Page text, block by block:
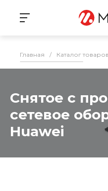
Главная / Каталог товаров
Снятое с
сетевое
Huawei